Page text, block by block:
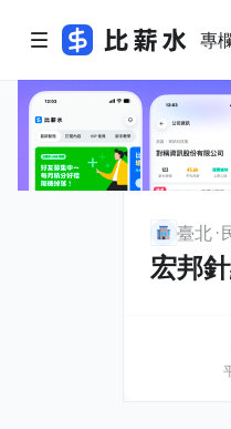
專
臺北
宏邦